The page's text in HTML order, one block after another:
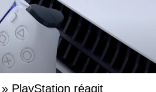
PlayStation réagit